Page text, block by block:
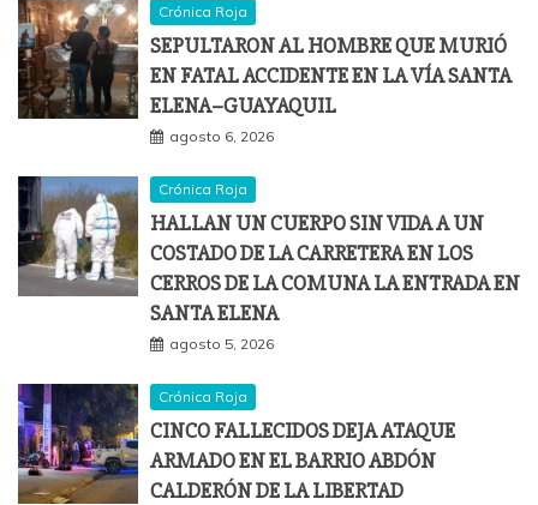
Crónica Roja
SEPULTARON AL HOMBRE QUE MURIÓ
EN FATAL ACCIDENTE EN LA VÍA SANTA
ELENA–GUAYAQUIL
agosto 6, 2026
Crónica Roja
HALLAN UN CUERPO SIN VIDA A UN
COSTADO DE LA CARRETERA EN LOS
CERROS DE LA COMUNA LA ENTRADA EN
SANTA ELENA
agosto 5, 2026
Crónica Roja
CINCO FALLECIDOS DEJA ATAQUE
ARMADO EN EL BARRIO ABDÓN
CALDERÓN DE LA LIBERTAD